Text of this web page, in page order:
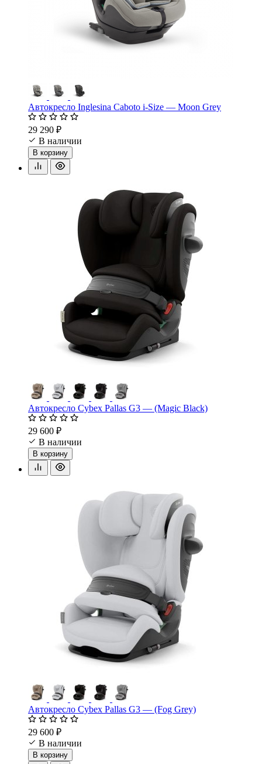
Автокресло Inglesina Caboto i-Size — Moon Grey
29 290 ₽
В наличии
В корзину
Автокресло Cybex Pallas G3 — (Magic Black)
29 600 ₽
В наличии
В корзину
Автокресло Cybex Pallas G3 — (Fog Grey)
29 600 ₽
В наличии
В корзину